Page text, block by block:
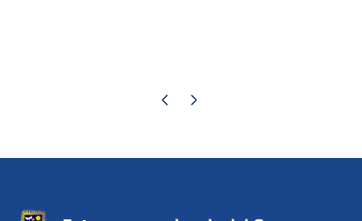
Pagina precedente
Pagina successiva